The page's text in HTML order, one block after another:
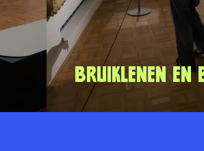
Bruiklenen en